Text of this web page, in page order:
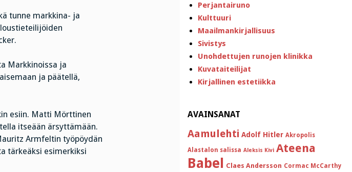
tunne markkina- ja
Markkinoissa ja
ja päätellä,
esiin. Matti Mörttinen
itseään ärsyttämään.
Armfeltin työpöydän
tärkeäksi esimerkiksi
Perjantairuno
Kulttuuri
Maailmankirjallisuus
Sivistys
Unohdettujen runojen klinikka
Kuvataiteilijat
Kirjallinen estetiikka
AVAINSANAT
Aamulehti Adolf Hitler Akropolis
Alastalon salissa Aleksis Kivi Ateena
Babel Claes Andersson Cormac McCarthy